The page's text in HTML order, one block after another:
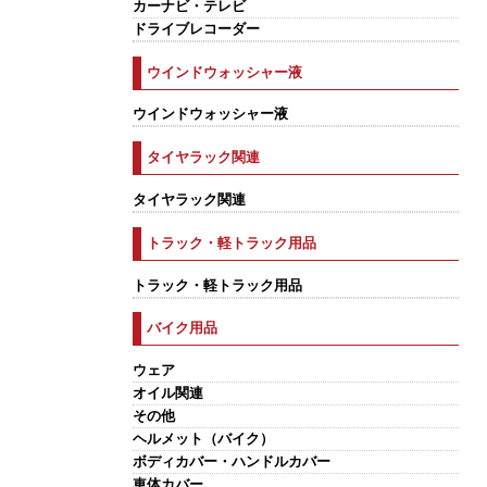
カーナビ・テレビ
ドライブレコーダー
ウインドウォッシャー液
ウインドウォッシャー液
タイヤラック関連
タイヤラック関連
トラック・軽トラック用品
トラック・軽トラック用品
バイク用品
ウェア
オイル関連
その他
ヘルメット（バイク）
ボディカバー・ハンドルカバー